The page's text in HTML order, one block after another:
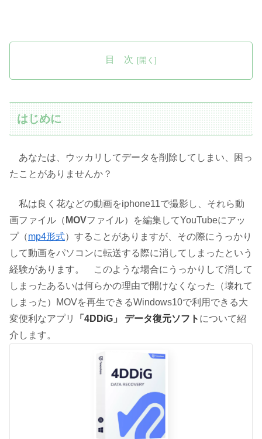
目 次
はじめに
あなたは、ウッカリしてデータを削除してしまい、困っ
たことがありませんか？
私は良く花などの動画をiphone11で撮影し、それら動
画ファイル（ MOVファイル）を編集してYouTubeにアッ
プ（mp4形式）することがありますが、その際にうっかり
して動画をパソコンに転送する際に消してしまったという
経験があります。 このような場合にうっかりして消して
しまったあるいは何らかの理由で開けなくなった（壊れて
しまった）MOVを再生できるWindows10で利用できる大
変便利なアプリ
「4DDiG」 データ復元ソフト について紹
介します。